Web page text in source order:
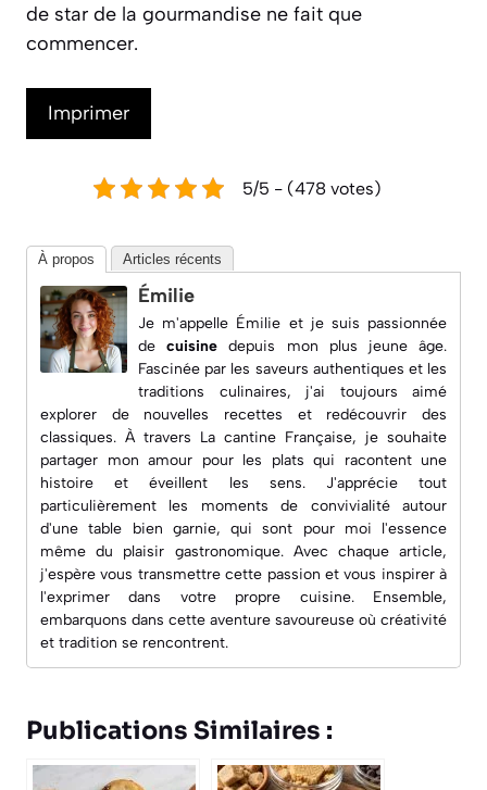
de star de la gourmandise ne fait que
commencer.
Imprimer
5/5 - (478 votes)
À propos Articles récents
Émilie
Je m'appelle Émilie et je suis passionnée
decuisine depuis mon plus jeune âge.
Fascinée par les saveurs authentiques et les
traditions culinaires, j'ai toujours aimé
explorer de nouvelles recettes et redécouvrir des
classiques. À travers La cantine Française, je souhaite
partager mon amour pour les plats qui racontent une
histoire et éveillent les sens. J'apprécie tout
particulièrement les moments de convivialité autour
d'une table bien garnie, qui sont pour moi l'essence
même du plaisir gastronomique. Avec chaque article,
j'espère vous transmettre cette passion et vous inspirer à
l'exprimer dans votre propre cuisine. Ensemble,
embarquons dans cette aventure savoureuse où créativité
et tradition se rencontrent.
Publications Similaires :